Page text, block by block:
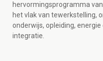
hervormingsprogramma
het vlak van tewerkstelling,
onderwijs, opleiding,
integratie.